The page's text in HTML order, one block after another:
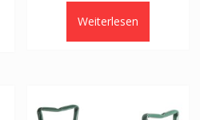
Weiterlesen